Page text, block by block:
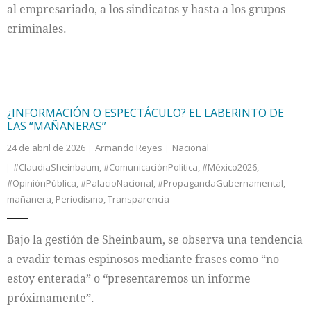
al empresariado, a los sindicatos y hasta a los grupos
criminales.
¿INFORMACIÓN O ESPECTÁCULO? EL LABERINTO DE
LAS “MAÑANERAS”
24 de abril de 2026 Armando Reyes
Nacional
#ClaudiaSheinbaum,#ComunicaciónPolítica,#México2026,
#OpiniónPública,#PalacioNacional,#PropagandaGubernamental,
mañanera, Periodismo,Transparencia
Bajo la gestión de Sheinbaum, se observa una tendencia
a evadir temas espinosos mediante frases como “no
estoy enterada” o “presentaremos un informe
próximamente”.